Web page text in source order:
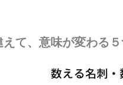
て、意味が変わる